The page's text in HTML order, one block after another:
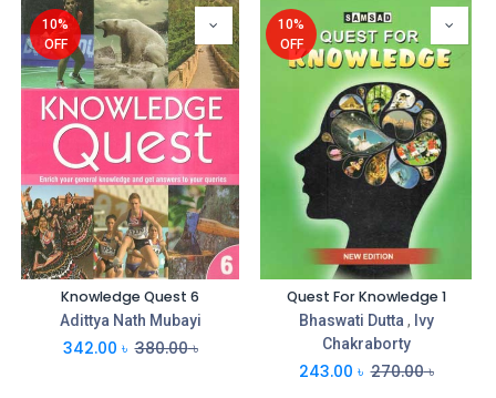
10%
OFF
Knowledge Quest 6
Adittya Nath Mubayi
342.00 ৳ 380.00৳
10%
OFF
Quest For Knowledge 1
Bhaswati Dutta , Ivy
Chakraborty
243.00 ৳ 270.00৳